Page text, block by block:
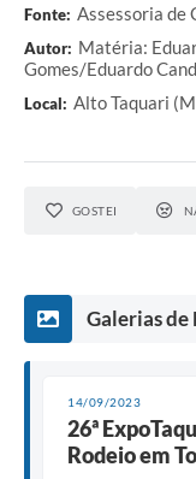
Fonte: Assessoria de
Autor: Matéria:
Gomes/Eduardo
Local: Alto Taquari
GOSTEI
Galerias
14/09/2023
26ª
Rodeio em